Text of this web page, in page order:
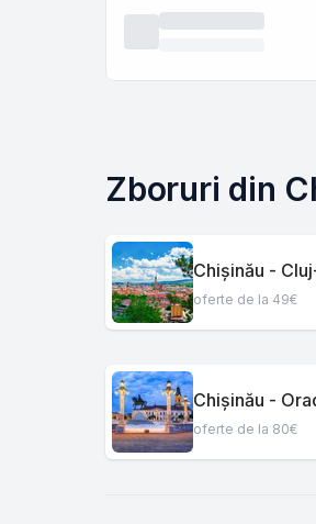
Zboruri din
Chișinău -
oferte de la 49€
Chișinău -
oferte de la 80€